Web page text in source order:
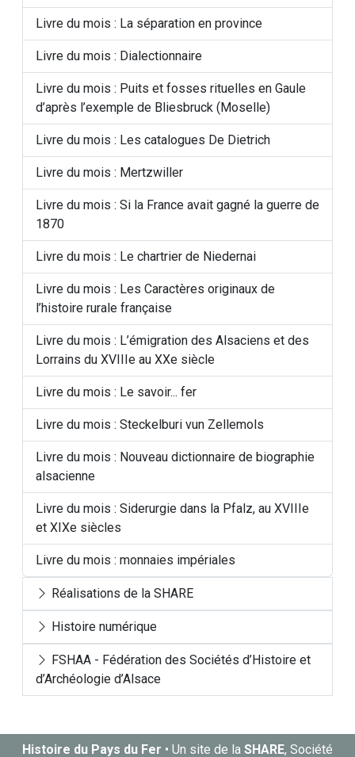
Livre du mois : La séparation en province
Livre du mois : Dialectionnaire
Livre du mois : Puits et fosses rituelles en Gaule
d’après l’exemple de Bliesbruck (Moselle)
Livre du mois : Les catalogues De Dietrich
Livre du mois : Mertzwiller
Livre du mois : Si la France avait gagné la guerre de
1870
Livre du mois : Le chartrier de Niedernai
Livre du mois : Les Caractères originaux de
l’histoire rurale française
Livre du mois : L’émigration des Alsaciens et des
Lorrains du XVIIIe au XXe siècle
Livre du mois : Le savoir... fer
Livre du mois : Steckelburi vun Zellemols
Livre du mois : Nouveau dictionnaire de biographie
alsacienne
Livre du mois : Siderurgie dans la Pfalz, au XVIIIe
et XIXe siècles
Livre du mois : monnaies impériales
Réalisations de la SHARE
Histoire numérique
FSHAA - Fédération des Sociétés d’Histoire et
d’Archéologie d’Alsace
Histoire du Pays du Fer • Un site de la SHARE, Société